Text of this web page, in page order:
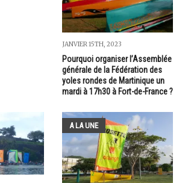
JANVIER 15TH, 2023
Pourquoi organiser l’Assemblée
générale de la Fédération des
yoles rondes de Martinique un
mardi à 17h30 à Fort-de-France ?
A LA UNE